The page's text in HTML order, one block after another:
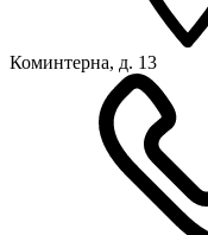
Коминтерна, д. 13